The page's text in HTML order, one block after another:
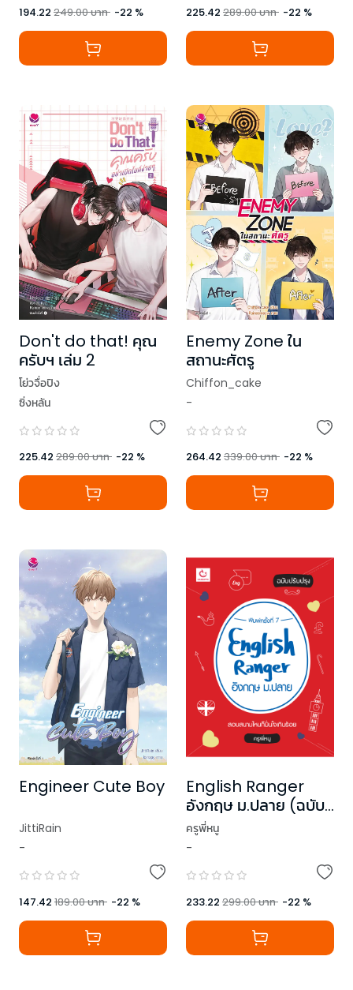
194.22 249.00บาท -22 % 225.42 289.00บาท -22 %
Don't do that! คุณ
ครับฯ เล่ม 2
โย่วจื่อปิง
ซิ่งหลัน
225.42 289.00บาท -22 %
Enemy Zone ใน
สถานะศัตรู
Chiffon_cake
-
264.42 339.00บาท -22 %
Engineer Cute Boy
JittiRain
-
147.42 189.00บาท -22 %
English Ranger
อังกฤษ ม.ปลาย (ฉบับ
ปรับปรุง)
ครูพี่หนู
-
233.22 299.00บาท -22 %